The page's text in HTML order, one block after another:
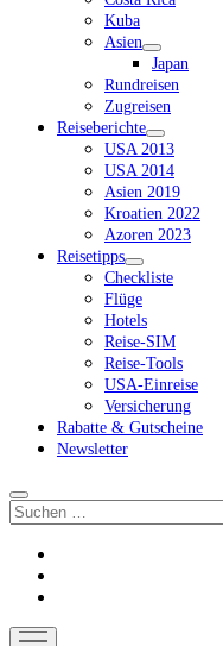
Kuba
Asien
Dropdown-
Menü
öffnen
Japan
Rundreisen
Zugreisen
Reiseberichte
Dropdown-
Menü
öffnen
USA 2013
USA 2014
Asien 2019
Kroatien 2022
Azoren 2023
Reisetipps
Dropdown-
Menü
öffnen
Checkliste
Flüge
Hotels
Reise-SIM
Reise-Tools
USA-Einreise
Versicherung
Rabatte & Gutscheine
Newsletter
Suchen
Menü